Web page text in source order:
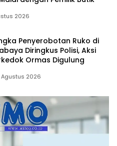
2026
Penyerobotan Ruko di
Diringkus Polisi, Aksi
Ormas Digulung
Agustus 2026